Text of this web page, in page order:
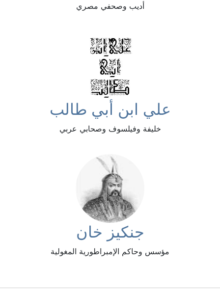
أديب وصحفي مصري
علي ابن أبي طالب
خليفة وفيلسوف وصحابي عربي
جنكيز خان
مؤسس وحاكم الإمبراطورية المغولية